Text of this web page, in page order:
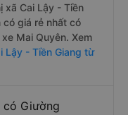
xã Cai Lậy - Tiền
có giá rẻ nhất có
Mai Quyên. Xem
Lậy - Tiền Giang từ
có Giường